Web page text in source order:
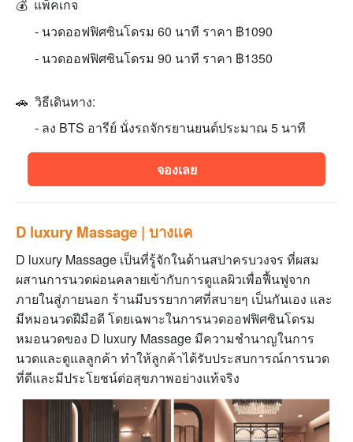
💰 แพ็คเกจ
- นวดออฟฟิศซินโดรม 60 นาที ราคา ฿1090
- นวดออฟฟิศซินโดรม 90 นาที ราคา ฿1350
🚗 วิธีเดินทาง:
- ลง BTS อารีย์ นั่งรถจักรยานยนต์ประมาณ 5 นาที
จองเลย
D luxury Massage | บางแค
D luxury Massage เป็นที่รู้จักในด้านสปาครบวงจร ที่ผสม
ผสานการนวดผ่อนคลายเข้ากับการดูแลผิวเพื่อฟื้นฟูจาก
ภายในสู่ภายนอก ร้านมีบรรยากาศที่สบายๆ เป็นกันเอง และ
มีหมอนวดฝีมือดี โดยเฉพาะในการนวดออฟฟิศซินโดรม
หมอนวดของ D luxury Massage มีความชำนาญในการ
นวดและดูแลลูกค้า ทำให้ลูกค้าได้รับประสบการณ์การนวด
ที่ดีและมีประโยชน์ต่อสุขภาพอย่างแท้จริง